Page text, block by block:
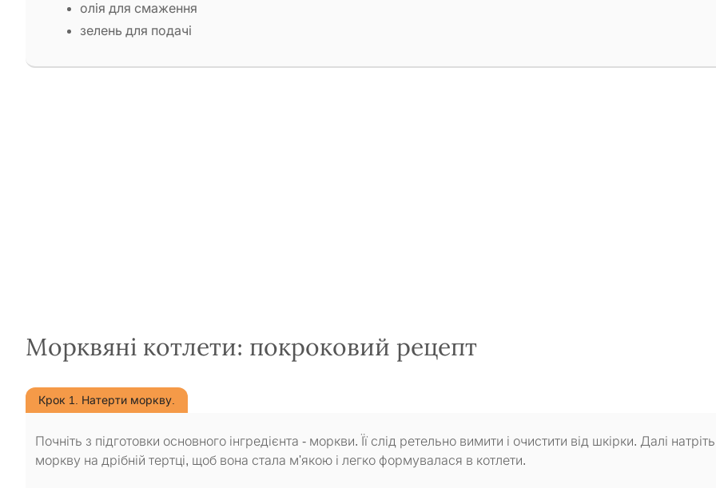
олія для смаження
зелень для подачі
Морквяні котлети: покроковий рецепт
Крок 1. Натерти моркву.
Почніть з підготовки основного інгредієнта - моркви. Її слід ретельно вимити і очистити від шкірки. Далі натріть
моркву на дрібній тертці, щоб вона стала м'якою і легко формувалася в котлети.